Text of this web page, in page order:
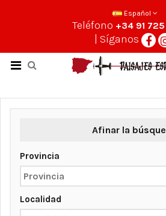
Español
Teléfono +34 91
| Síganos
Afinar la
Provincia
Localidad